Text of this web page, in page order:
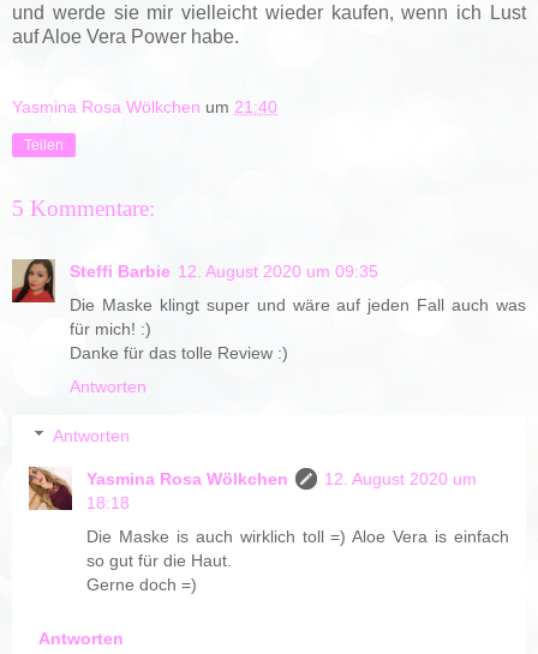
und werde sie mir vielleicht wieder kaufen, wenn ich Lust
auf Aloe Vera Power habe.
Yasmina Rosa Wölkchen um 21:40
Teilen
5 Kommentare:
Steffi Barbie 12. August 2020 um 09:35
Die Maske klingt super und wäre auf jeden Fall auch was
für mich! :)
Danke für das tolle Review :)
Antworten
Antworten
Yasmina Rosa Wölkchen
12. August 2020 um
18:18
Die Maske is auch wirklich toll =) Aloe Vera is einfach
so gut für die Haut.
Gerne doch =)
Antworten